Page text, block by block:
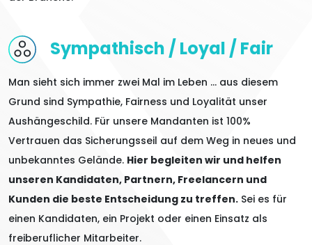
Sympathisch / Loyal / Fair
Man sieht sich immer zwei Mal im Leben … aus diesem
Grund sind Sympathie, Fairness und Loyalität unser
Aushängeschild. Für unsere Mandanten ist 100%
Vertrauen das Sicherungsseil auf dem Weg in neues und
unbekanntes Gelände. Hier begleiten wir und helfen
unseren Kandidaten, Partnern, Freelancern und
Kunden die beste Entscheidung zu treffen. Sei es für
einen Kandidaten, ein Projekt oder einen Einsatz als
freiberuflicher Mitarbeiter.